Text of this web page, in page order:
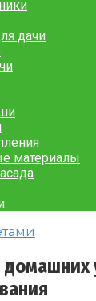
дачи
материалы